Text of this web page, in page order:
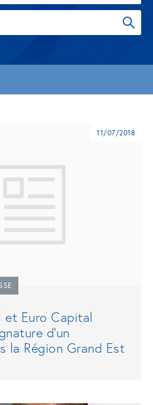
11/07/2018
et Euro Capital
d’un
la Région Grand Est